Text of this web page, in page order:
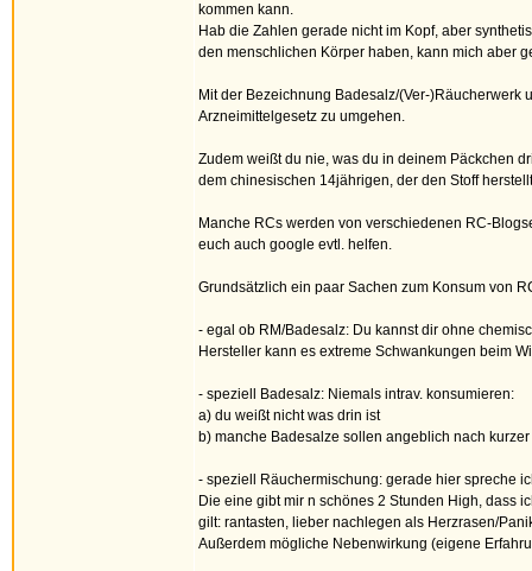
kommen kann.
Hab die Zahlen gerade nicht im Kopf, aber
den menschlichen Körper haben, kann mich aber
Mit der Bezeichnung Badesalz/(Ver-
Arzneimittelgesetz zu umgehen.
Zudem weißt du nie, was du in deinem Päckchen
dem chinesischen 14jährigen, der den Stoff
Manche RCs werden von verschiedenen RC-
euch auch google evtl. helfen.
Grundsätzlich ein paar Sachen zum Konsum von
- egal ob RM/Badesalz: Du kannst dir ohne
Hersteller kann es extreme Schwankungen beim
- speziell Badesalz: Niemals intrav. konsumieren:
a) du weißt nicht was drin ist
b) manche Badesalze sollen angeblich nach
- speziell Räuchermischung: gerade hier spreche
Die eine gibt mir n schönes 2 Stunden High, dass
gilt: rantasten, lieber nachlegen als Herzrasen/
Außerdem mögliche Nebenwirkung (eigene